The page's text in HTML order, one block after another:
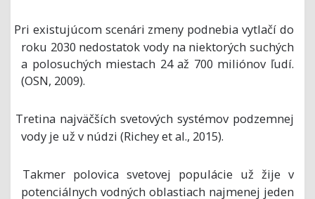
Pri existujúcom scenári zmeny podnebia vytlačí do
roku 2030 nedostatok vody na niektorých suchých
a polosuchých miestach 24 až 700 miliónov ľudí.
(OSN, 2009).
Tretina najväčších svetových systémov podzemnej
vody je už v núdzi (Richey et al., 2015).
Takmer polovica svetovej populácie už žije v
potenciálnych vodných oblastiach najmenej jeden